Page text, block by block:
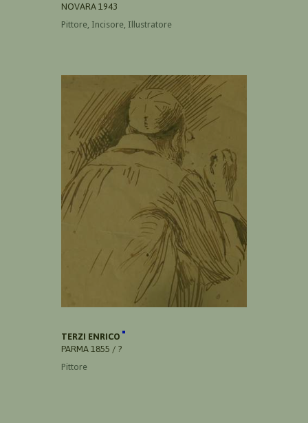
NOVARA 1943
Pittore, Incisore, Illustratore
TERZI ENRICO
PARMA 1855 / ?
Pittore